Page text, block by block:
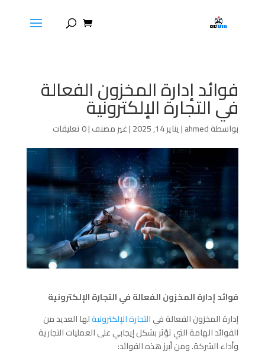
فوائد إدارة المخزون الفعالة
في التجارة الإلكترونية
بواسطةahmed
|يناير 14, 2025 |غير مصنف|0 تعليقات
فوائد إدارة المخزون الفعالة في التجارة الإلكترونية
إدارة المخزون الفعالة فيالتجارة الإلكترونيةلها العديد من
الفوائد الهامة التي تؤثر بشكل إيجابي على العمليات التجارية
وأداء الشركة. ومن أبرز هذه الفوائد: